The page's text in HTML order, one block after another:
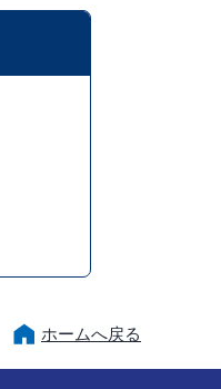
ホームへ戻る